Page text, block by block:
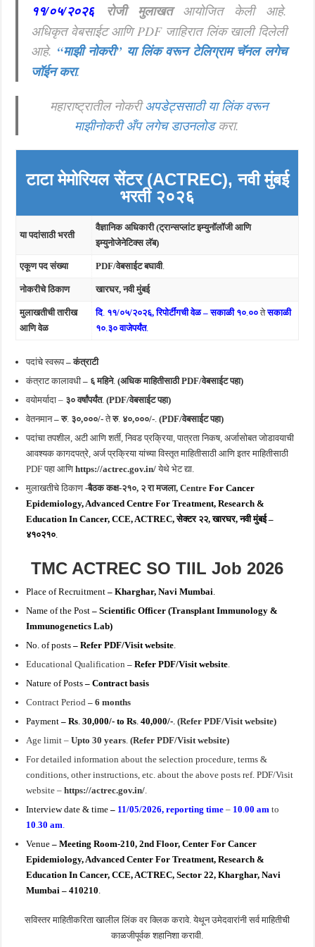
११/०५/२०२६ रोजी मुलाखत आयोजित केली आहे.
अधिकृत वेबसाईट आणि PDF जाहिरात लिंक खाली दिलेली
आहे. “माझी नोकरी” या लिंक वरून टेलिग्राम चॅनल लगेच
जॉईन करा.
महाराष्ट्रातील नोकरीअपडेट्ससाठी या लिंक वरून
माझीनोकरी अँप लगेच डाउनलोडकरा.
टाटा मेमोरियल सेंटर (ACTREC), नवी मुंबई
भरती २०२६
या पदांसाठी भरती
वैज्ञानिक अधिकारी (ट्रान्सप्लांट इम्युनॉलॉजी आणि
इम्युनोजेनेटिक्स लॅब)
एकूण पद संख्या PDF/वेबसाईट बघावी.
नोकरीचे ठिकाण खारघर, नवी मुंबई
मुलाखतीची तारीख
आणि वेळ
दि. ११/०५/२०२६,रिपोर्टींगची वेळ – सकाळी १०.००तेसकाळी
१०.३० वाजेपर्यंत.
पदांचे स्वरूप– कंत्राटी
कंत्राट कालावधी – ६ महिने. (अधिक माहितीसाठी PDF/वेबसाईट पहा)
वयोमर्यादा – ३० वर्षांपर्यंत. (PDF/वेबसाईट पहा)
वेतनमान– रु. ३०,०००/-तेरु. ४०,०००/- .(PDF/वेबसाईट पहा)
पदांचा तपशील, अटी आणि शर्ती, निवड प्रक्रिया, पात्रता निकष, अर्जासोबत जोडावयाची
आवश्यक कागदपत्रे, अर्ज प्रक्रिया यांच्या विस्तृत माहितीसाठी आणि इतर माहितीसाठी
PDF पहा आणि https://actrec.gov.in/येथे भेट द्या.
मुलाखतीचे ठिकाण-बैठक कक्ष-२१०, २ रा मजला,Centre For Cancer
Epidemiology, AdvancedCentre For Treatment, Research &
Education In Cancer, CCE, ACTREC, सेक्टर २२, खारघर, नवी मुंबई –
४१०२१०
TMC ACTREC SO TIIL Job 2026
Place of Recruitment – Kharghar, Navi Mumbai
Name of the Post – Scientific Officer (Transplant Immunology &
Immunogenetics Lab)
No. of posts– Refer PDF/Visit website
Educational Qualification –Refer PDF/Visit website
Nature of Posts– Contract basis
Contract Period – 6 months
Payment– Rs 30,000/- to Rs 40,000/- .(Refer PDF/Visit website)
Age limit – Upto 30 years .(Refer PDF/Visit website)
For detailed information about the selection procedure, terms &
conditions, other instructions, etc. about the above posts ref. PDF/Visit
website –https://actrec.gov.in/
Interview date & time – 11/05/2026, reporting time – 10 .00 amto
10 .30 am
Venue – Meeting Room-210, 2nd Floor, Center For Cancer
Epidemiology, Advanced Center For Treatment, Research &
Education In Cancer, CCE, ACTREC, Sector 22, Kharghar, Navi
Mumbai – 410210
सविस्तर माहितीकरिता खालील लिंक वर क्लिक करावे. येथून उमेदवारांनी सर्व माहितीची
काळजीपूर्वक शहानिशा करावी.